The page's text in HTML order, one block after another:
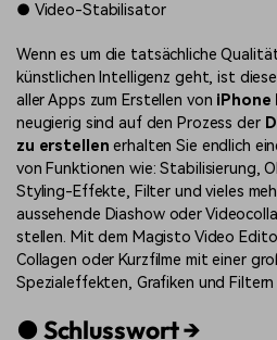
● Video-Stabilisator
Wenn es um die tatsächliche
künstlichen Intelligenz geht, ist
aller Apps zum Erstellen von iPhone
neugierig sind auf den Prozess der
zu erstellen erhalten Sie endlich
von Funktionen wie: Stabilisierung,
Styling-Effekte, Filter und vieles
aussehende Diashow oder
stellen. Mit dem Magisto Video
Collagen oder Kurzfilme mit einer
Spezialeffekten, Grafiken und Filtern
● Schlusswort→